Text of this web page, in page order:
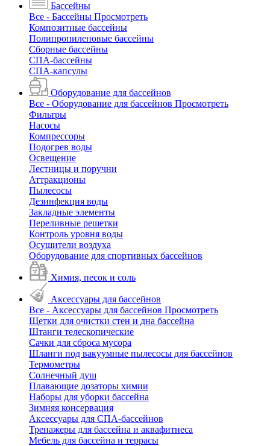
Бассейны
Все - Бассейны Просмотреть
Композитные бассейны
Полипропиленовые бассейны
Сборные бассейны
СПА-бассейны
СПА-капсулы
Оборудование для бассейнов
Все - Оборудование для бассейнов Просмотреть
Фильтры
Насосы
Компрессоры
Подогрев воды
Освещение
Лестницы и поручни
Аттракционы
Пылесосы
Дезинфекция воды
Закладные элементы
Переливные решетки
Контроль уровня воды
Осушители воздуха
Оборудование для спортивных бассейнов
Химия, песок и соль
Аксессуары для бассейнов
Все - Аксессуары для бассейнов Просмотреть
Щетки для очистки стен и дна бассейна
Штанги телескопические
Сачки для сброса мусора
Шланги под вакуумные пылесосы для бассейнов
Термометры
Солнечный душ
Плавающие дозаторы химии
Наборы для уборки бассейна
Зимняя консервация
Аксессуары для СПА-бассейнов
Тренажеры для бассейна и аквафитнеса
Мебель для бассейна и террасы